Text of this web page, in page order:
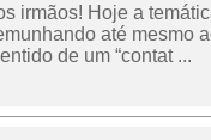
irmãos! Hoje a
até mesmo
de um “contat ...